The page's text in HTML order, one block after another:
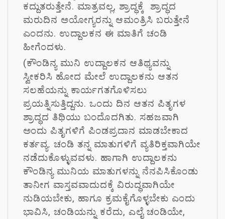
ಕದ್ದುತರುತ್ತೇನೆ. ಮಾತ್ರವಲ್ಲ, ಶ್ರಾದ್ಧಕ್ಕೆ ಶ್ರಾದ್ಧದ
ಮರುದಿನ ಅಯೋಗ್ಯರನ್ನು ಆಮಂತ್ರಿಸಿ ಬರುತ್ತೇನೆ
ಎಂದನು. ಉದ್ದಾಲಕನ ಈ ಮಾತಿಗೆ ಚಂಡಿ
ಹೀಗೆಂದಳು.
(ಕೌಂಡಿನ್ಯ ಮುನಿ ಉದ್ದಾಲಕನ ಆತಿಥ್ಯವನ್ನು
ಸ್ವೀಕರಿಸಿ ಹೋದ ಮೇಲೆ ಉದ್ದಾಲಕನು ಆತನ
ಸಲಹೆಯನ್ನು ಕಾರ್ಯಗತಗೊಳಿಸಲು
ಪ್ರಯತ್ನಿಸುತ್ತಿದ್ದನು. ಒಂದು ದಿನ ಆತನ ಪಿತೃಗಳ
ಶ್ರಾದ್ಧದ ತಿಥಿಯು ಬಂದೊದಗಿತು. ಸಹಜವಾಗಿ
ಅಂದು ಪಿತೃಗಳಿಗೆ ಪಿಂಡಪ್ರದಾನ ಮಾಡಬೇಕಾದ
ಕರ್ತವ್ಯ. ಚಂಡಿ ತನ್ನ ಮಾತುಗಳಿಗೆ ವ್ಯತಿರಿಕ್ತವಾಗಿಯೇ
ನಡೆದುಕೊಳ್ಳುವವಳು. ಹಾಗಾಗಿ ಉದ್ದಾಲಕನು
ಕೌಂಡಿನ್ಯ ಮುನಿಯ ಮಾತುಗಳನ್ನು ನೆನಪಿಸಿಕೊಂಡು
ತಾನೀಗ ವಾಸ್ತವವಾದುದಕ್ಕೆ ವಿರುದ್ಧವಾಗಿಯೇ
ನುಡಿಯಬೇಕು, ಹಾಗೂ ಕ್ರಮಕೈಗೊಳ್ಳಬೇಕು ಎಂದು
ಭಾವಿಸಿ, ಚಂಡಿಯನ್ನು ಕರೆದು, ಎಲೈ ಚಂಡಿಯೇ,